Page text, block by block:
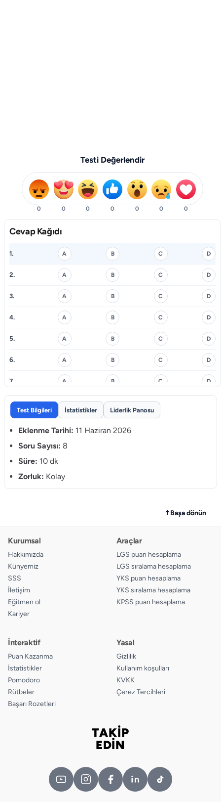
Testi Değerlendir
0 0 0 0 0 0 0
Cevap Kağıdı
1. A B C D
2. A B C D
3. A B C D
4. A B C D
5. A B C D
6. A B C D
7. A B C D
8. A B C
Test Bilgileri İstatistikler Liderlik Panosu
Eklenme Tarihi: 11 Haziran 2026
Soru Sayısı: 8
Süre: 10 dk
Zorluk: Kolay
↑Başa dönün
Kurumsal
Hakkımızda
Künyemiz
SSS
İletişim
Eğitmen ol
Kariyer
Araçlar
LGS puan hesaplama
LGS sıralama hesaplama
YKS puan hesaplama
YKS sıralama hesaplama
KPSS puan hesaplama
İnteraktif
Puan Kazanma
İstatistikler
Pomodoro
Rütbeler
Başarı Rozetleri
Yasal
Gizlilik
Kullanım koşulları
KVKK
Çerez Tercihleri
TAKİP
EDİN